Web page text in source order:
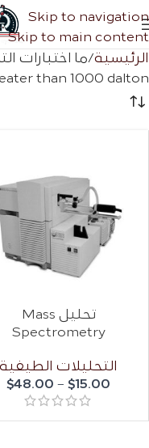
Skip to navigation
Skip to main content
الرئيسية
ما اختبارات
than 1000 dalton
تحليل Mass
Spectrometry
التحليلات الطيفية
$15.00
–
$48.00